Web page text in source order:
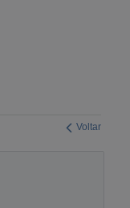
Voltar